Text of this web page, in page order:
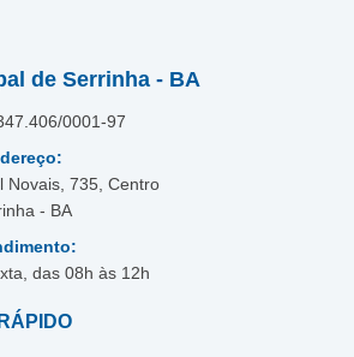
de Serrinha - BA
0001-97
Novais, 735, Centro
- BA
das 08h às 12h